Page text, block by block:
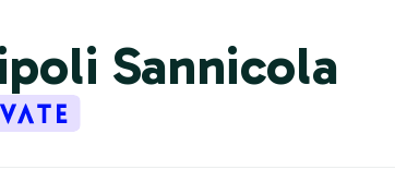
Sannicola